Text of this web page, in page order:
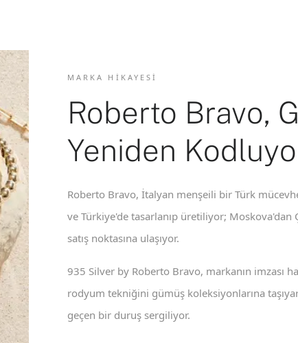
MARKA HIKAYESI
Roberto Bravo,
Yeniden
Roberto Bravo, İtalyan menşeili bir Türk
ve Türkiye'de tasarlanıp üretiliyor; Moskova'dan
satış noktasına ulaşıyor.
935 Silver by Roberto Bravo, markanın imzası
rodyum tekniğini gümüş koleksiyonlarına
geçen bir duruş sergiliyor.